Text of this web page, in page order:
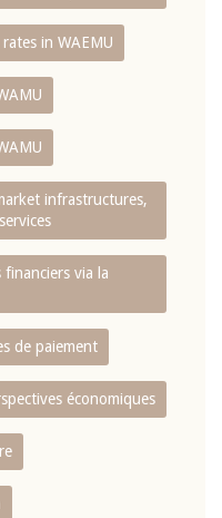
in WAEMU
infrastructures,
financiers via la
de paiement
économiques